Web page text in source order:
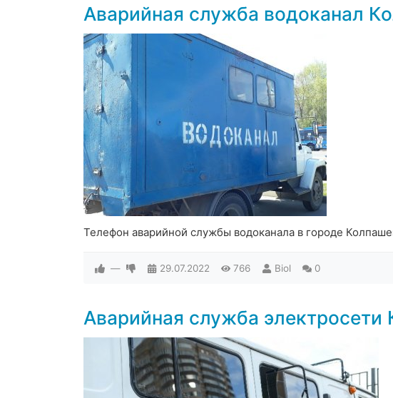
Аварийная служба водоканал
Телефон аварийной службы водоканала в городе
— 29.07.2022 766 Biol 0
Аварийная служба электросети